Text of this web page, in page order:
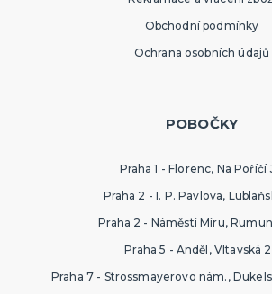
Obchodní podmínky
Ochrana osobních údajů
POBOČKY
Praha 1 - Florenc, Na Poříčí
Praha 2 - I. P. Pavlova,
Praha 2 - Náměstí Míru,
Praha 5 - Anděl, Vltavská
Praha 7 - Strossmayerovo nám.,